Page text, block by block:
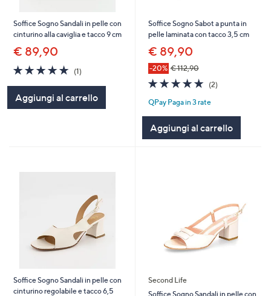
Soffice Sogno Sandali in pelle con
cinturino alla caviglia e tacco 9 cm
€ 89,90
5.0
of
5
Stars
(1)
Aggiungi al carrello
Soffice Sogno Sabot a punta in
pelle laminata con tacco 3,5 cm
€ 89,90
-20% € 112,90
5.0
of
5
(2)2
QPay Paga in 3 rate
Aggiungi al carrello
Soffice Sogno Sandali in pelle con
cinturino regolabile e tacco 6,5
Second Life
Soffice Sogno Sandali in pelle con